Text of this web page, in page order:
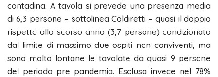
contadina. A tavola si prevede una presenza media
di 6,3 persone – sottolinea Coldiretti – quasi il doppio
rispetto allo scorso anno (3,7 persone) condizionato
dal limite di massimo due ospiti non conviventi, ma
sono molto lontane le tavolate da quasi 9 persone
del periodo pre pandemia. Esclusa invece nel 78%